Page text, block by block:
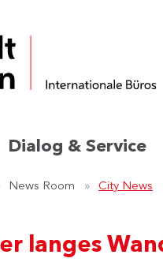
Dialog & Service
News Room City News
langes